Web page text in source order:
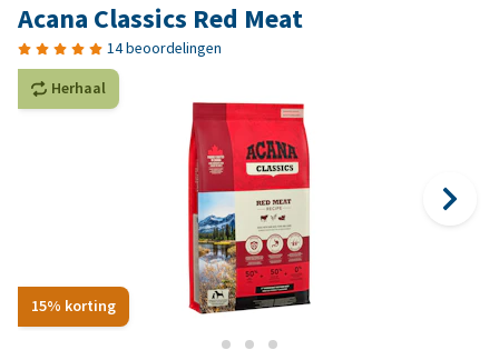
Acana Classics Red Meat
14 beoordelingen
15% korting
Herhaal